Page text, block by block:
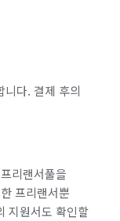
니다. 결제 후의
리랜서풀을
프리랜서뿐
지원서도 확인할